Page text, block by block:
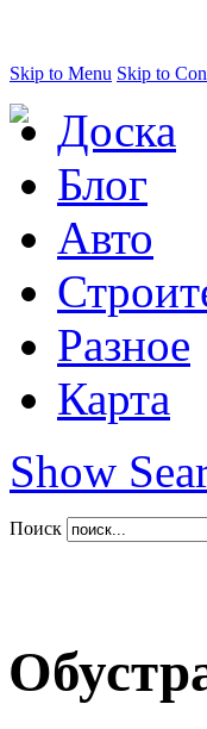
Skip to Menu Skip to
Доска
Блог
Авто
Разное
Карта
Show
Поиск